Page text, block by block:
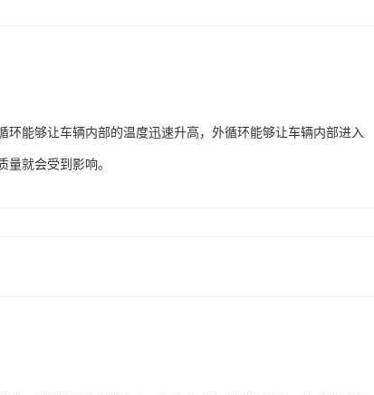
能够让车辆内部的温度迅速升高，外循环能够让车辆内部进入
就会受到影响。